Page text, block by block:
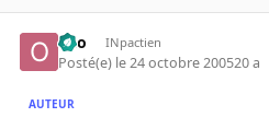
olio INpactien
Posté(e) le 24 octobre 200520 a
AUTEUR